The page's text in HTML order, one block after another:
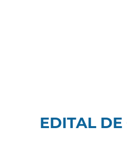
EDITAL DE